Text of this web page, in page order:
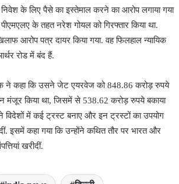
निवेश के लिए पैसे का इस्तेमाल करने का आरोप लगाया गया
के तहत नरेश गोयल को गिरफ्तार किया था.
आरोप पत्र दायर किया गया. वह फिलहाल न्यायिक
रोड में बंद हैं.
ने कहा कि उसने जेट एयरवेज को 848.86 करोड़ रुपये
मंजूर किया था, जिसमें से 538.62 करोड़ रुपये बकाया
विदेशों में कई ट्रस्ट बनाए और इन ट्रस्टों का उपयोग
इसमें कहा गया कि उन्होंने कथित तौर पर भारत और
खरीदीं.